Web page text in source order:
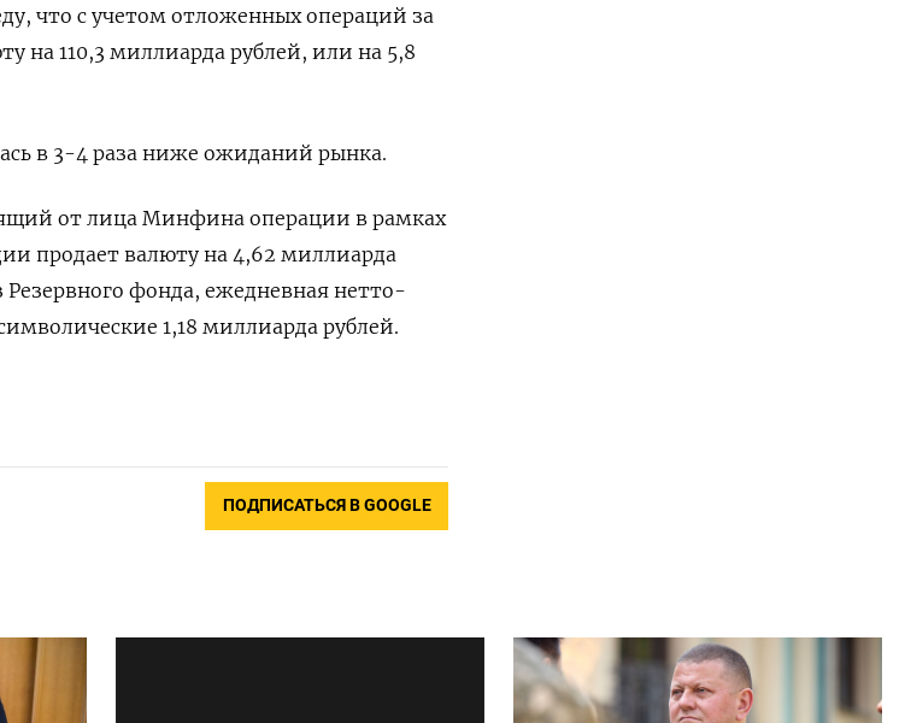
что с учетом отложенных операций за
на 110,3 миллиарда рублей, или на 5,8
в 3-4 раза ниже ожиданий рынка.
от лица Минфина операции в рамках
продает валюту на 4,62 миллиарда
Резервного ‌фонда, ежедневная нетто-
1,18 миллиарда рублей.
ПОДПИСАТЬСЯ В GOOGLE